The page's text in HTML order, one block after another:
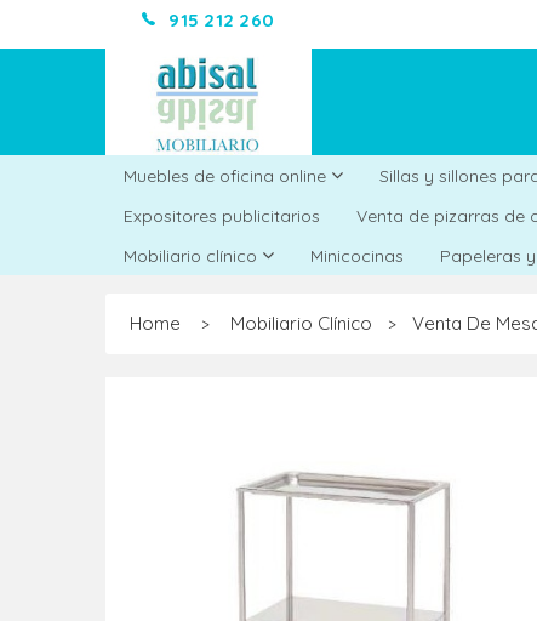
915 212 260
Muebles de oficina online Sillas y sillones
Expositores publicitarios
Venta de pizarras de
Mobiliario clínico
Minicocinas Papeleras
Home > Mobiliario Clínico > Venta De